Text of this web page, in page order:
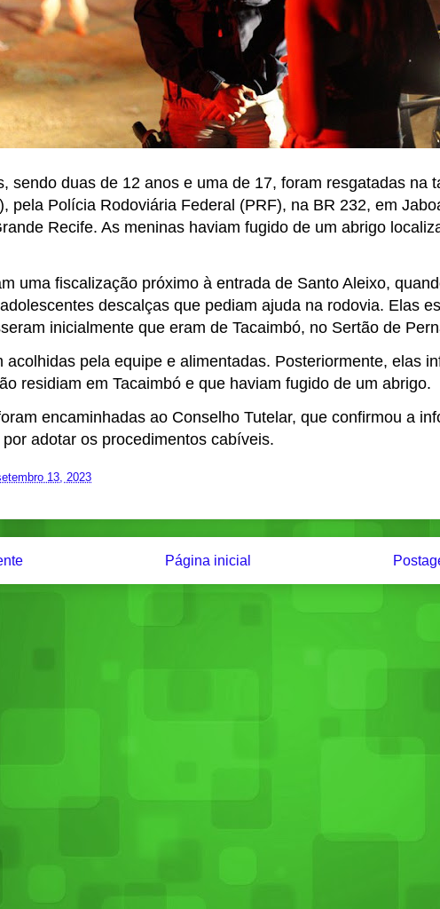
sendo duas de 12 anos e uma de 17, foram resgatadas na
pela Polícia Rodoviária Federal (PRF), na BR 232, em
Recife. As meninas haviam fugido de um abrigo
uma fiscalização próximo à entrada de Santo Aleixo,
descalças que pediam ajuda na rodovia. Elas
inicialmente que eram de Tacaimbó, no Sertão de
acolhidas pela equipe e alimentadas. Posteriormente, elas
residiam em Tacaimbó e que haviam fugido de um abrigo.
encaminhadas ao Conselho Tutelar, que confirmou a
adotar os procedimentos cabíveis.
13, 2023
Página inicial